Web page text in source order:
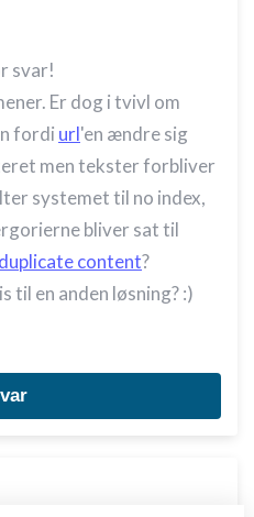
svar!
Er dog i tvivl om
fordi url'en ændre sig
men tekster forbliver
systemet til no index,
bliver sat til
duplicate content?
til en anden løsning? :)